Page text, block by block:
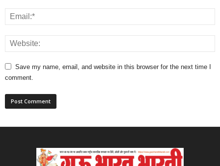
Save my name, email, and website in this browser for the next time I
comment.